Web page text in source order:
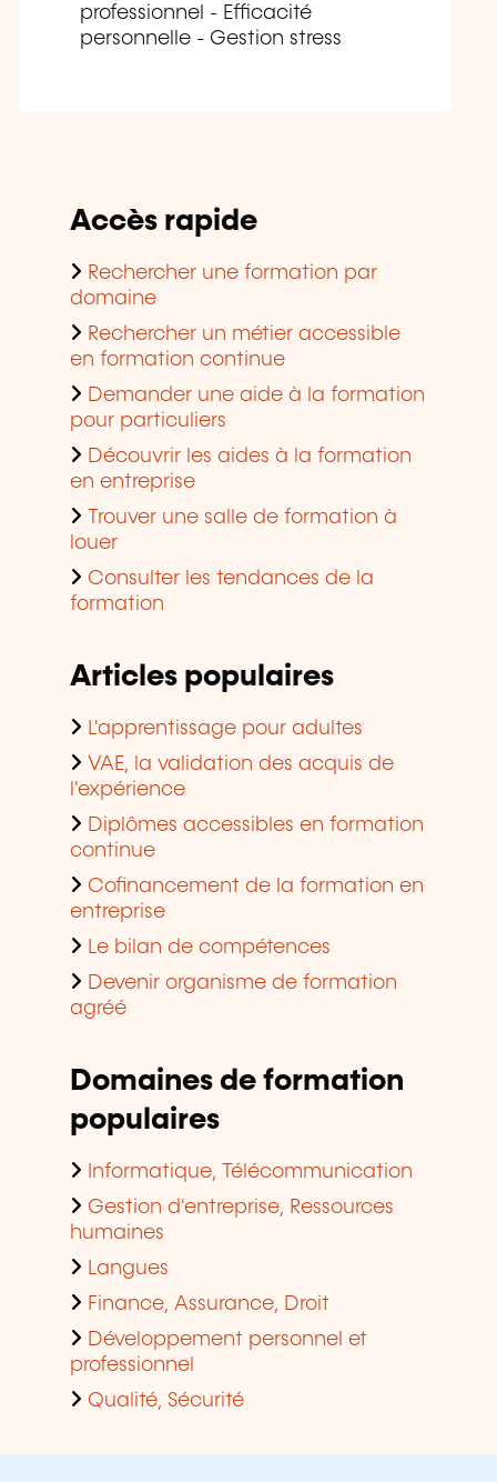
professionnel - Efficacité
personnelle - Gestion stress
Accès rapide
Rechercher une formation par
domaine
Rechercher un métier accessible
en formation continue
Demander une aide à la formation
pour particuliers
Découvrir les aides à la formation
en entreprise
Trouver une salle de formation à
louer
Consulter les tendances de la
formation
Articles populaires
L'apprentissage pour adultes
VAE, la validation des acquis de
l'expérience
Diplômes accessibles en formation
continue
Cofinancement de la formation en
entreprise
Le bilan de compétences
Devenir organisme de formation
agréé
Domaines de formation
populaires
Informatique, Télécommunication
Gestion d'entreprise, Ressources
humaines
Langues
Finance, Assurance, Droit
Développement personnel et
professionnel
Qualité, Sécurité